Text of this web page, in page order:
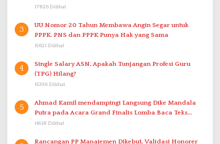
17826 Dilihat
3
UU Nomor 20 Tahun Membawa Angin Segar untuk
PPPK. PNS dan PPPK Punya Hak yang Sama
15621 Dilihat
4
Single Salary ASN, Apakah Tunjangan Profesi Guru
(TPG) Hilang?
15396 Dilihat
5
Ahmad Kamil mendampingi Langsung Dike Mandala
Putra pada Acara Grand Finalis Lomba Baca Teks
Proklamasi Mirip Bung Karno di Bali
14518 Dilihat
Rancangan PP Manajemen Dikebut, Validasi Honorer